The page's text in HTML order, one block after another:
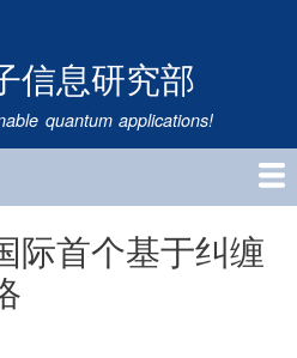
到
主
要
内
信息研究部
quantum applications!
际首个基于纠缠